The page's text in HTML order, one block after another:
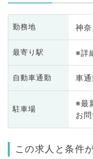
勤務地 神
最寄り駅 ※詳
自動車通勤 車
駐車場
※最
お
この求人と条件